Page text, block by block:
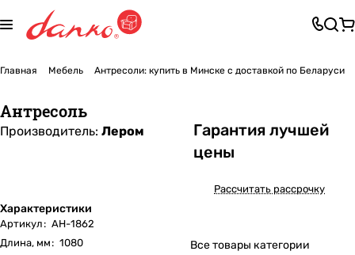
Главная Мебель Антресоли: купить в Минске с доставкой по Беларуси
Антресоль
Производитель: Лером
Характеристики
Артикул: АН-1862
Длина, мм: 1080
Гарантия лучшей
цены
Рассчитать рассрочку
Все товары категории